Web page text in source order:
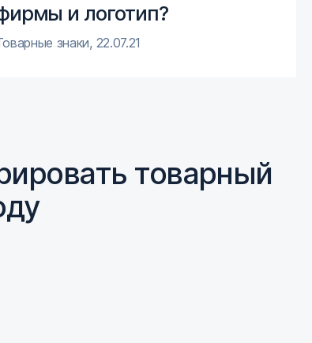
и логотип?
знаки, 22.07.21
товарный